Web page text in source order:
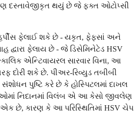
દસ્તાવેજીકૃત થયું છે જે ફક્ત ઓટોપ્સી
ફેલાઈ શકે છે - યકૃત, ફેફસાં અને
દ્વારા ફેલાય છે - જે ડિસેમિનેટેડ HSV
એન્ટિવાયરલ સારવાર વિના, આ
દોરી શકે છે. પીઅર-રિવ્યુડ તબીબી
પુષ્ટિ કરે છે કે હોસ્પિટલમાં દાખલ
નિદાનમાં વિલંબ એ આ કેસો જીવલેણ
છે, કારણ કે આ પરિસ્થિતિમાં HSV ચેપ